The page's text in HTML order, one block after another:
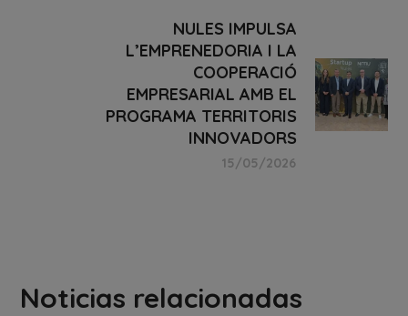
NULES IMPULSA
L’EMPRENEDORIA I LA
COOPERACIÓ
EMPRESARIAL AMB EL
PROGRAMA TERRITORIS
INNOVADORS
15/05/2026
Noticias relacionadas